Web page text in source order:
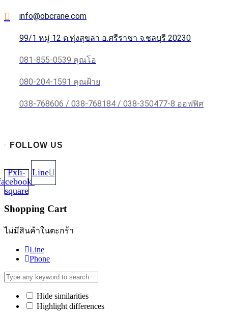
info@obcrane.com
99/1 หมู่ 12 ต.ทุ่งสุขลา อ.ศรีราชา จ.ชลบุรี 20230
081-855-0539 คุณโอ
080-204-1591 คุณฝ้าย
038-768606 / 038-768184 / 038-350477-8 ออฟฟิศ
FOLLOW US
Pxli-
square
Line
Shopping Cart
ไม่มีสินค้าในตะกร้า
Line
Phone
Hide similarities
Highlight differences